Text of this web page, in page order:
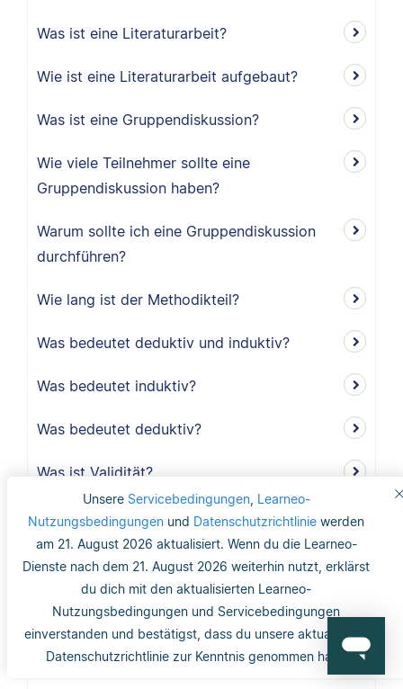
Unsere Servicebedingungen, Learneo-
Nutzungsbedingungen und Datenschutzrichtlinie werden
am 21. August 2026 aktualisiert. Wenn du die Learneo-
Dienste nach dem 21. August 2026 weiterhin nutzt, erklärst
du dich mit den aktualisierten Learneo-
Nutzungsbedingungen und Servicebedingungen
einverstanden und bestätigst, dass du unsere aktualisierte
Datenschutzrichtlinie zur Kenntnis genommen hast.
Was ist eine Literaturarbeit?
Wie ist eine Literaturarbeit aufgebaut?
Was ist eine Gruppendiskussion?
Wie viele Teilnehmer sollte eine
Gruppendiskussion haben?
Warum sollte ich eine Gruppendiskussion
durchführen?
Wie lang ist der Methodikteil?
Was bedeutet deduktiv und induktiv?
Was bedeutet induktiv?
Was bedeutet deduktiv?
Was ist Validität?
Was ist interne Validität?
Was versteht man unter Validität?
Was ist die Reliabilität?
Was ist mit dem Gütekriterium der